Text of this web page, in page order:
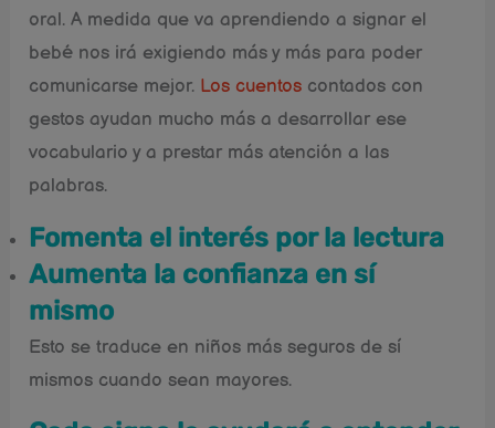
oral. A medida que va aprendiendo a signar el
bebé nos irá exigiendo más y más para poder
comunicarse mejor. Los cuentos contados con
gestos ayudan mucho más a desarrollar ese
vocabulario y a prestar más atención a las
palabras.
Fomenta el interés por la lectura
Aumenta la confianza en sí
mismo
Esto se traduce en niños más seguros de sí
mismos cuando sean mayores.